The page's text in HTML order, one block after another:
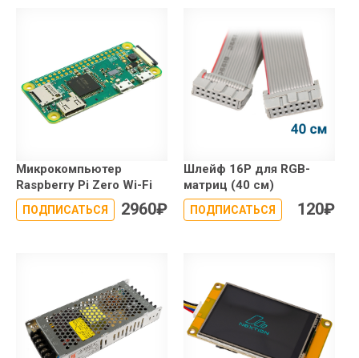
Микрокомпьютер
Raspberry Pi Zero Wi-Fi
ПОДПИСАТЬСЯ 2960₽
Шлейф 16P для RGB-
матриц (40 см)
ПОДПИСАТЬСЯ 120₽